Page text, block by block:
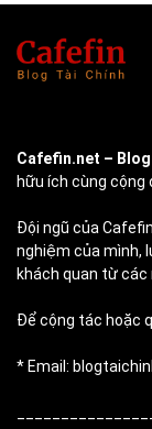
Cafefin.net –
hữu ích cùng cộng
Đội ngũ của
nghiệm của mình,
khách quan từ các
Để cộng tác hoặc
* Email: